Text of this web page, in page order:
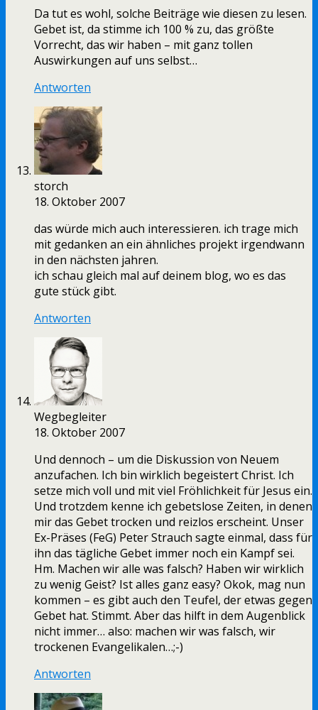
Da tut es wohl, solche Beiträge wie diesen zu lesen.
Gebet ist, da stimme ich 100 % zu, das größte
Vorrecht, das wir haben – mit ganz tollen
Auswirkungen auf uns selbst…
Antworten
storch
18. Oktober 2007
das würde mich auch interessieren. ich trage mich
mit gedanken an ein ähnliches projekt irgendwann
in den nächsten jahren.
ich schau gleich mal auf deinem blog, wo es das
gute stück gibt.
Antworten
Wegbegleiter
18. Oktober 2007
Und dennoch – um die Diskussion von Neuem
anzufachen. Ich bin wirklich begeistert Christ. Ich
setze mich voll und mit viel Fröhlichkeit für Jesus ein.
Und trotzdem kenne ich gebetslose Zeiten, in denen
mir das Gebet trocken und reizlos erscheint. Unser
Ex-Präses (FeG) Peter Strauch sagte einmal, dass für
ihn das tägliche Gebet immer noch ein Kampf sei.
Hm. Machen wir alle was falsch? Haben wir wirklich
zu wenig Geist? Ist alles ganz easy? Okok, mag nun
kommen – es gibt auch den Teufel, der etwas gegen
Gebet hat. Stimmt. Aber das hilft in dem Augenblick
nicht immer… also: machen wir was falsch, wir
trockenen Evangelikalen…;-)
Antworten